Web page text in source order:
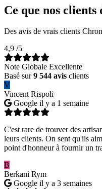
Ce que nos clients
Des avis de vrais clients
4,9 /5
Note Globale Excellente
Basé sur9 544 avis clients
V
Vincent Rispoli
Google il y a 1 semaine
C'est rare de trouver des
leurs clients. On sent qu'ils
point d'honneur à fournir un
B
Berkani Rym
Google il y a 3 semaines